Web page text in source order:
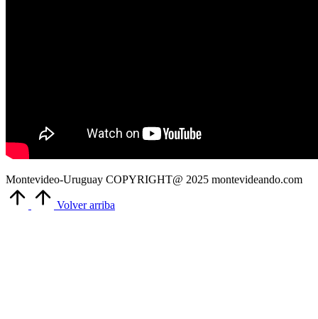
Montevideo-Uruguay COPYRIGHT@ 2025 montevideando.com
Volver arriba